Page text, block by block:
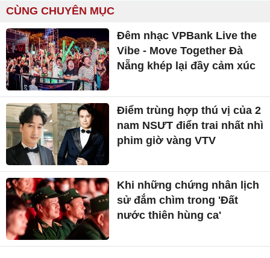
CÙNG CHUYÊN MỤC
Đêm nhạc VPBank Live the
Vibe - Move Together Đà
Nẵng khép lại đầy cảm xúc
Điểm trùng hợp thú vị của 2
nam NSƯT điển trai nhất nhì
phim giờ vàng VTV
Khi những chứng nhân lịch
sử đắm chìm trong 'Đất
nước thiên hùng ca'